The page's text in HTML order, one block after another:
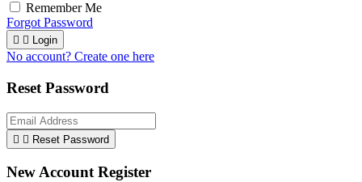
Remember Me
Forgot Password
  Login
No account? Create one here
Reset Password
  Reset Password
New Account Register